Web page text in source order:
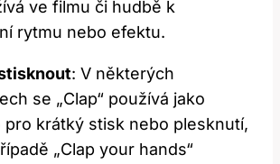
ve filmu či⁤ hudbě k
rytmu nebo efektu.
:⁢ V některých​
se „Clap“ používá jako
‌pro ‍krátký⁢ stisk ‌nebo plesknutí,
„Clap your hands“